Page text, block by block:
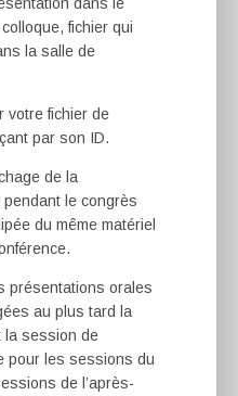
fichier qui
la salle de
votre fichier de
par son ID.
de la
le congrès
du même matériel
présentations orales
au plus tard la
la session de
pour les sessions du
de l’après-